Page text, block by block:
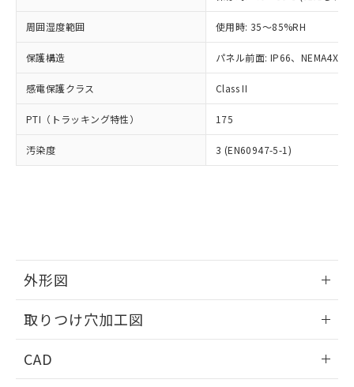
周囲湿度範囲 使用時: 35～85%RH
保護構造 パネル前面: IP66、NEMA4X,
感電保護クラス Class II
PTI（トラッキング特性） 175
汚染度 3 (EN60947-5-1)
外形図
取りつけ穴加工図
CAD
ムロン制御機器販売店・当社販売員に
オムロン制御機器販売店や当社販売拠
販売ネットワーク
」をご確認
在庫状況および標準価格結果を当社の
事前の承諾なく第三者に漏洩または開
示しないようお願いします。
マイパーツ機能（部品リスト作成サー
ビス）をご利用いただくには、I-Web
品・サービスに関するお客様との取
の共同利用に関して"
用者の範囲」に記載されている法人を
但し、RoHS指令で産業用監視および制御機器に対する
適用除外項目は除く。
フタル酸エステル類の４物質については閾値を超える意
図的な使用がないことを確認しています。
部品在庫の切り替え状況などにより、予定
月が前後することがあります。
EU RoHS指令（10物質）の非含有証明書
51物質の非含有証明書（当社基準）
※本証明書は発行日時点で非含有を証明す
DEHP(フタル酸ビス(2-エチルヘキシル)) : 1000ppm
「ｅ」：有害物質（10物質）のすべてが基
準値以下であることを示します。
「10」：通常の使用状況下において有害物
質が外部に漏えいし、環境に深刻な影響を
及ぼさない年数を意味します。
いよう必要な手段を講じます。
当社は貴社製品を、核兵器、ミサイ
ル、化学兵器、生物兵器またはその他
武器並びにこれらの製造装置等に一切
当社は、貴社製品を第三者に販売する
場合は、上記1、2および3の内容を当
該第三者に通知します。また当社は、
販売先および販売に係わる関係者が違
法に輸出するおそれがある場合は、取
り引きをいたしません。
在庫なし(最新の在庫状況につ
いては、お客様のお取引先、ま
たはお客様担当のオムロン制御
機器販売店・当社販売員にご確
受注生産機種、また在庫状況の
情報を公開していない機種